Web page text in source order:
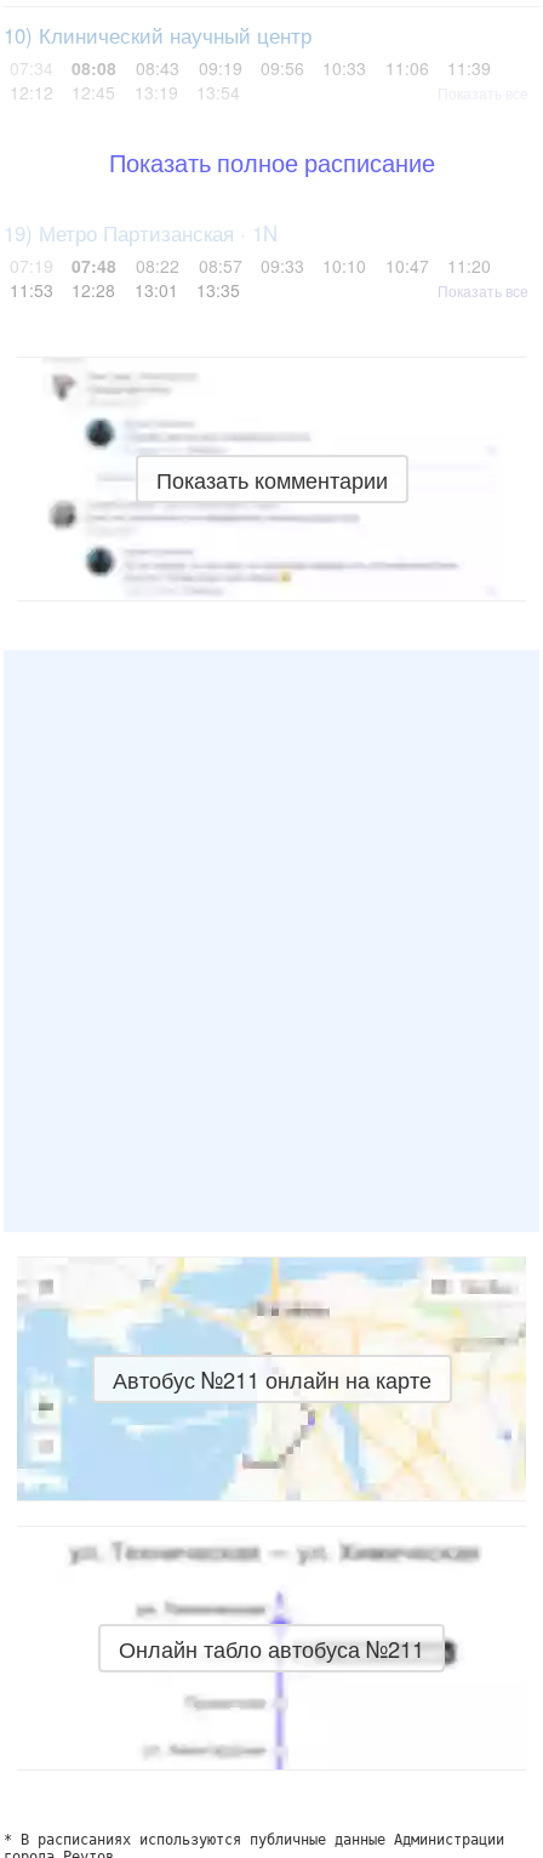
10) Клинический научный центр
07:34 08:08 08:43 09:19 09:56 10:33 11:06
11:39
12:12
12:45 13:19 13:54
Показать полное расписание
19) Метро Партизанская · 1N
07:19 07:48 08:22 08:57 09:33 10:10 10:47
11:20
11:53
12:28 13:01 13:35 Показать все
Показать комментарии
Автобус №211 онлайн на карте
Онлайн табло автобуса №211
* В расписаниях используются публичные данные Администрации